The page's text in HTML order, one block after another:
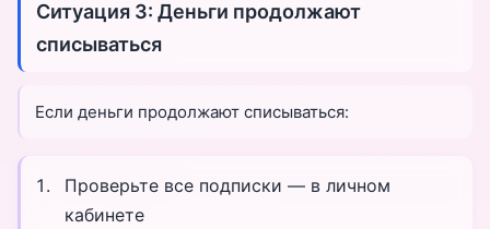
Ситуация 3: Деньги продолжают
списываться
Если деньги продолжают списываться:
Проверьте все подписки — в личном
кабинете